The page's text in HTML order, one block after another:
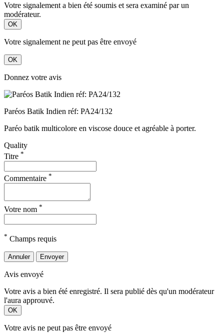
Votre signalement a bien été soumis et sera examiné par un
modérateur.
OK
Votre signalement ne peut pas être envoyé
OK
Donnez votre avis
Paréos Batik Indien réf: PA24/132
Paréo batik multicolore en viscose douce et agréable à porter.
Quality
Titre *
Commentaire *
Votre nom *
* Champs requis
Annuler Envoyer
Avis envoyé
Votre avis a bien été enregistré. Il sera publié dès qu'un modérateur
l'aura approuvé.
OK
Votre avis ne peut pas être envoyé